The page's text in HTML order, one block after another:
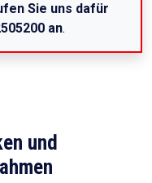
Sie uns dafür
an.
und